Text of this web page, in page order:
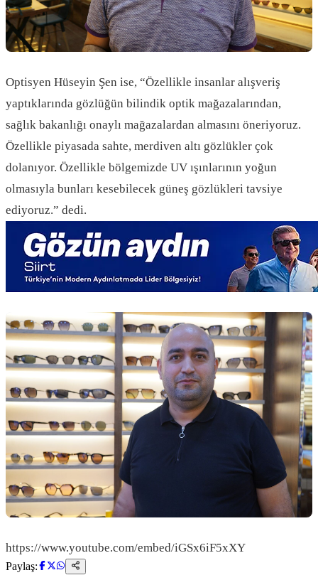
Optisyen Hüseyin Şen ise, “Özellikle insanlar alışveriş
yaptıklarında gözlüğün bilindik optik mağazalarından,
sağlık bakanlığı onaylı mağazalardan almasını öneriyoruz.
Özellikle piyasada sahte, merdiven altı gözlükler çok
dolanıyor. Özellikle bölgemizde UV ışınlarının yoğun
olmasıyla bunları kesebilecek güneş gözlükleri tavsiye
ediyoruz.” dedi.
https://www.youtube.com/embed/iGSx6iF5xXY
Paylaş: